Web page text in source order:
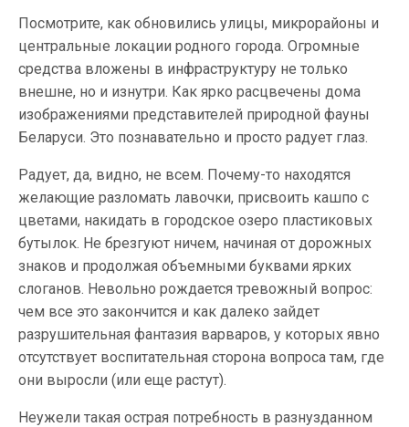
Посмотрите, как обновились улицы, микрорайоны и
центральные локации родного города. Огромные
средства вложены в инфраструктуру не только
внешне, но и изнутри. Как ярко расцвечены дома
изображениями представителей природной фауны
Беларуси. Это познавательно и просто радует глаз.
Радует, да, видно, не всем. Почему-то находятся
желающие разломать лавочки, присвоить кашпо с
цветами, накидать в городское озеро пластиковых
бутылок. Не брезгуют ничем, начиная от дорожных
знаков и продолжая объемными буквами ярких
слоганов. Невольно рождается тревожный вопрос:
чем все это закончится и как далеко зайдет
разрушительная фантазия варваров, у которых явно
отсутствует воспитательная сторона вопроса там, где
они выросли (или еще растут).
Неужели такая острая потребность в разнузданном